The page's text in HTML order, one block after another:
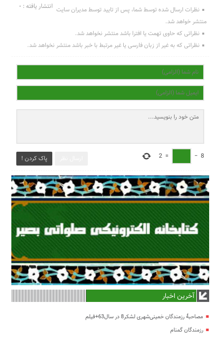
انتشار یافته : 0 نظرات ارسال شده توسط شما، پس از تایید توسط مدیران سایت
منتشر خواهد شد.
نظراتی که حاوی تهمت یا افترا باشد منتشر نخواهد شد.
نظراتی که به غیر از زبان فارسی یا غیر مرتبط با خبر باشد منتشر نخواهد شد.
پاک کردن ! 8
−
=
2
آخرین اخبار
مصاحبۀ رزمندگان خمینی‌شهری لشکر8 در سال63+فیلم
رزمندگان گمنام